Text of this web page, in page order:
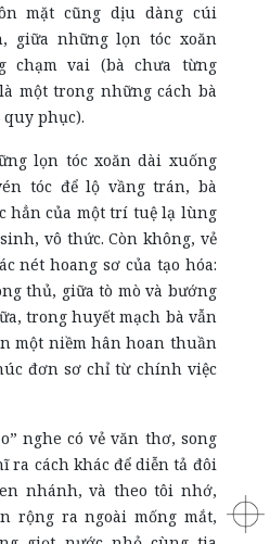
mặt cũng dịu dàng cúi
giữa những lọn tóc xoăn
chạm vai (bà chưa từng
một trong những cách bà
quy phục).
lọn tóc xoăn dài xuống
tóc để lộ vầng trán, bà
hẳn của một trí tuệ lạ lùng
vô thức. Còn không, vẻ
nét hoang sơ của tạo hóa:
thủ, giữa tò mò và bướng
trong huyết mạch bà vẫn
một niềm hân hoan thuần
đơn sơ chỉ từ chính việc
nghe có vẻ văn thơ, song
ra cách khác để diễn tả đôi
nhánh, và theo tôi nhớ,
rộng ra ngoài mống mắt,